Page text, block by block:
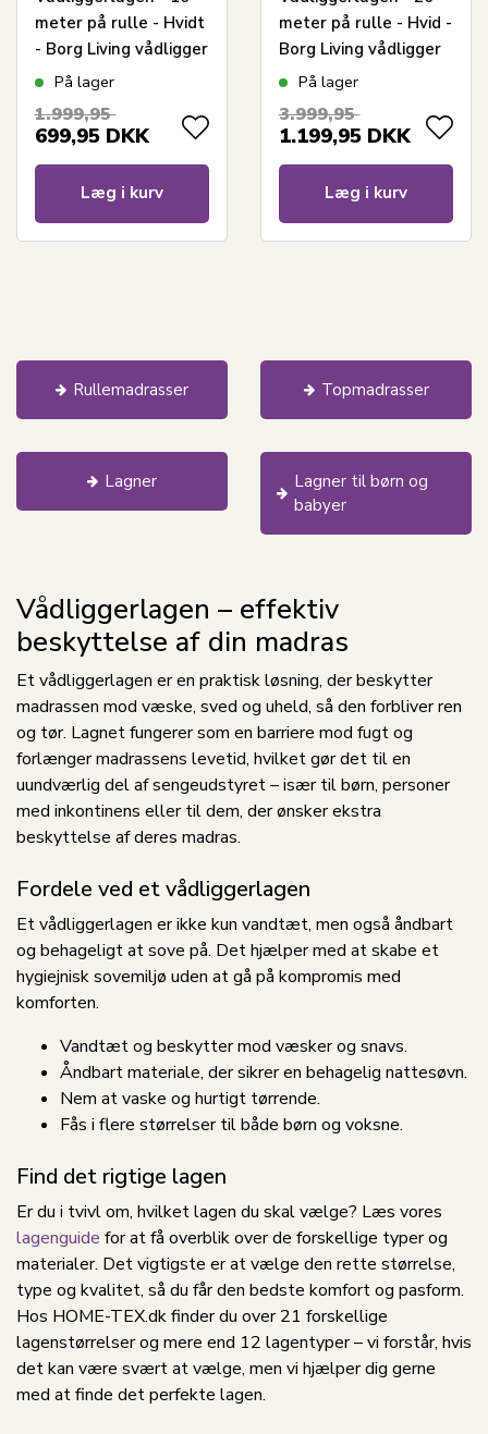
meter på rulle - Hvidt
- Borg Living vådligger
lagen
På lager
1.999,95
699,95 DKK
Læg i kurv
meter på rulle - Hvid -
Borg Living vådligger
lagen
På lager
3.999,95
1.199,95 DKK
Læg i kurv
Rullemadrasser Topmadrasser
Lagner
Lagner til børn og
babyer
Vådliggerlagen – effektiv
beskyttelse af din madras
Et vådliggerlagen er en praktisk løsning, der beskytter
madrassen mod væske, sved og uheld, så den forbliver ren
og tør. Lagnet fungerer som en barriere mod fugt og
forlænger madrassens levetid, hvilket gør det til en
uundværlig del af sengeudstyret – især til børn, personer
med inkontinens eller til dem, der ønsker ekstra
beskyttelse af deres madras.
Fordele ved et vådliggerlagen
Et vådliggerlagen er ikke kun vandtæt, men også åndbart
og behageligt at sove på. Det hjælper med at skabe et
hygiejnisk sovemiljø uden at gå på kompromis med
komforten.
Vandtæt og beskytter mod væsker og snavs.
Åndbart materiale, der sikrer en behagelig nattesøvn.
Nem at vaske og hurtigt tørrende.
Fås i flere størrelser til både børn og voksne.
Find det rigtige lagen
Er du i tvivl om, hvilket lagen du skal vælge? Læs vores
lagenguide for at få overblik over de forskellige typer og
materialer. Det vigtigste er at vælge den rette størrelse,
type og kvalitet, så du får den bedste komfort og pasform.
Hos HOME-TEX.dk finder du over 21 forskellige
lagenstørrelser og mere end 12 lagentyper – vi forstår, hvis
det kan være svært at vælge, men vi hjælper dig gerne
med at finde det perfekte lagen.